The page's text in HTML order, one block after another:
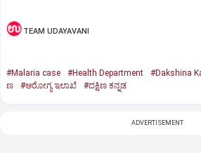
TEAM UDAYAVANI
#Malaria case #Health Department #Dakshina
ಣ
#ಆರೋಗ್ಯ ಇಲಾಖೆ #ದಕ್ಷಿಣ ಕನ್ನಡ
ADVERTISEMENT